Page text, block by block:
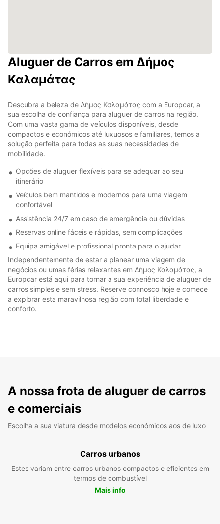
Aluguer de Carros em Δήμος
Καλαμάτας
Descubra a beleza de Δήμος Καλαμάτας com a Europcar, a
sua escolha de confiança para aluguer de carros na região.
Com uma vasta gama de veículos disponíveis, desde
compactos e económicos até luxuosos e familiares, temos a
solução perfeita para todas as suas necessidades de
mobilidade.
Opções de aluguer flexíveis para se adequar ao seu
itinerário
Veículos bem mantidos e modernos para uma viagem
confortável
Assistência 24/7 em caso de emergência ou dúvidas
Reservas online fáceis e rápidas, sem complicações
Equipa amigável e profissional pronta para o ajudar
Independentemente de estar a planear uma viagem de
negócios ou umas férias relaxantes em Δήμος Καλαμάτας, a
Europcar está aqui para tornar a sua experiência de aluguer de
carros simples e sem stress. Reserve connosco hoje e comece
a explorar esta maravilhosa região com total liberdade e
conforto.
A nossa frota de aluguer de carros
e comerciais
Escolha a sua viatura desde modelos económicos aos de luxo
Carros urbanos
Estes variam entre carros urbanos compactos e eficientes em
termos de combustível
Mais info